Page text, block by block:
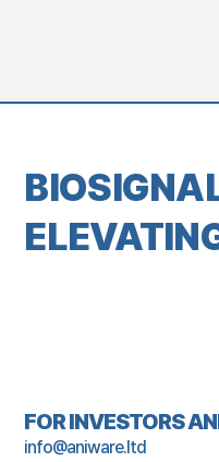
FOR INVESTORS
info@aniware.ltd